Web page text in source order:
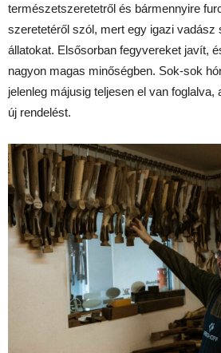
természetszeretetről és bármennyire
szeretetéről szól, mert egy igazi vadász
állatokat. Elsősorban fegyvereket javít,
nagyon magas minőségben. Sok-sok
jelenleg májusig teljesen el van foglalva,
új rendelést.